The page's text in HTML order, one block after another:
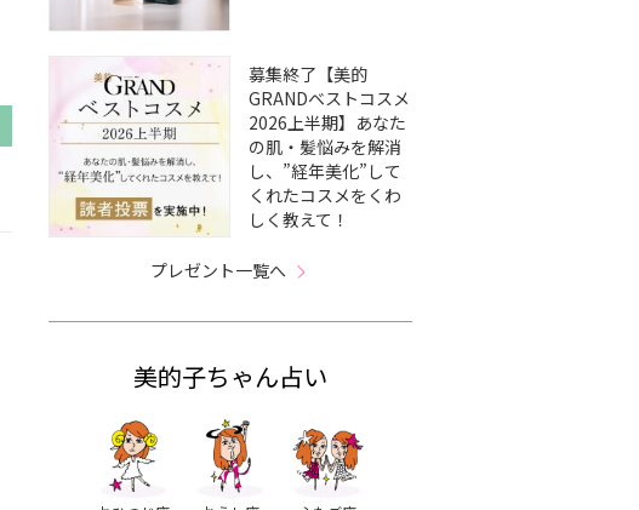
募集終了【美的
GRANDベストコスメ
2026上半期】あなた
の肌・髪悩みを解消
し、”経年美化”して
くれたコスメをくわ
しく教えて！
プレゼント一覧へ
美的子ちゃん占い